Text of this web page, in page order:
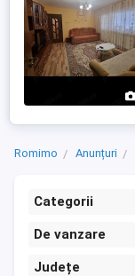
Romimo Anunțuri
Categorii
De vanzare
Județe